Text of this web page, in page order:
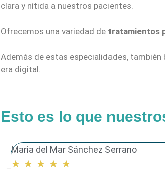
clara y nítida a nuestros pacientes.
Ofrecemos una variedad de tratamientos
Además de estas especialidades, también
era digital.
Esto es lo que
Maria del Mar Sánchez Serrano
★ ★ ★ ★ ★